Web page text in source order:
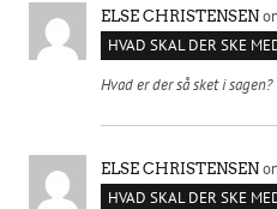
ELSE CHRISTENSEN
HVAD SKAL DER SKE
Hvad er der så sket i sagen?
ELSE CHRISTENSEN
HVAD SKAL DER SKE